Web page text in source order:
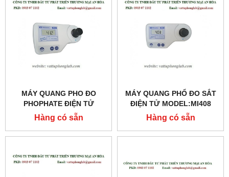
MÁY QUANG PHO ĐO
PHOPHATE ĐIỆN TỬ
MODEL: MI412
Hàng có sẵn
MÁY QUANG PHỔ ĐO SẮT
ĐIỆN TỬ MODEL:MI408
Hàng có sẵn